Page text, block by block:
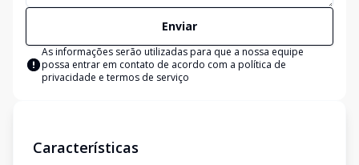
Enviar
As informações serão utilizadas para que a nossa equipe
possa entrar em contato de acordo com a política de
privacidade e termos de serviço
Características